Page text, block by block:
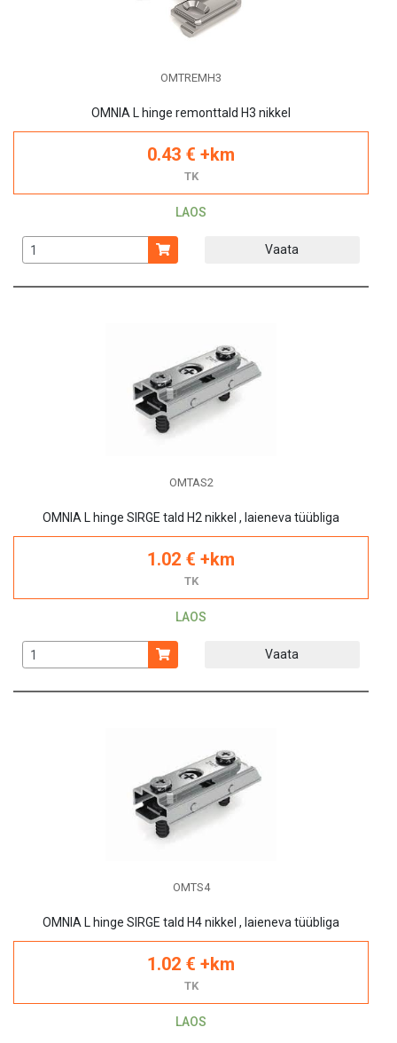
OMTREMH3
OMNIA L hinge remonttald H3 nikkel
0.43 € +km
TK
LAOS
Vaata
OMTAS2
OMNIA L hinge SIRGE tald H2 nikkel , laieneva tüübliga
1.02 € +km
TK
LAOS
Vaata
OMTS4
OMNIA L hinge SIRGE tald H4 nikkel , laieneva tüübliga
1.02 € +km
TK
LAOS